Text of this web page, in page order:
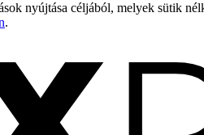
nyújtása céljából, melyek sütik
.